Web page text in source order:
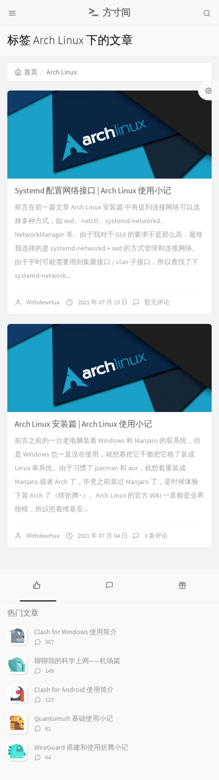
方寸间
标签 Arch Linux 下的文章
首页 Arch Linux
Systemd 配置网络接口 | Arch Linux 使用小记
前言在前一篇文章 Arch Linux 安装篇 中有提到连接网络可以选
择多种方式，如 iwd、netctl、systemd-networkd、
NetworkManager 等。由于我对于 GUI 的要求不是那么高，最终
我选择的是 systemd-networkd + iwd 的方式管理和连接网络。
由于平时可能需要用到集聚接口 / vlan 子接口，所以查找了下
systemd-network...
WithdewHua 2021 年 07 月 23 日 暂无评论
Arch Linux 安装篇 | Arch Linux 使用小记
前言之前的一台老电脑装着 Windows 和 Manjaro 的双系统，但
是 Windows 也一直没在使用，就想着把它干脆把它格了装成
Linux 单系统。由于习惯了 pacman 和 aur，就想着重装成
Manjaro 或者 Arch 了，毕竟之前装过 Manjaro 了，是时候体验
下装 Arch 了（瞎折腾~）。Arch Linux 的官方 Wiki 一直都是业界
楷模，所以照着维基安...
WithdewHua 2021 年 07 月 04 日 3 条评论
热
门
文
章
论
热门文章
Clash for Windows 使用简介
评
数：
387
聊聊我的科学上网——机场篇
评
数：
149
Clash for Android 使用简介
评
数：
123
Quantumult 基础使用小记
评
数：
81
WireGuard 搭建和使用折腾小记
评
44